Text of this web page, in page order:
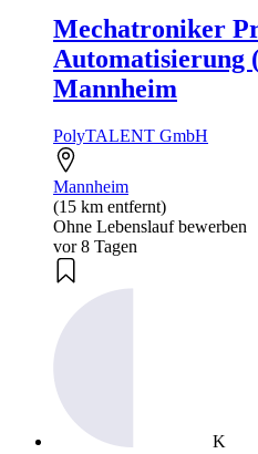
Mechatroniker
Automatisierung
Mannheim
PolyTALENT GmbH
Mannheim
(15 km entfernt)
Ohne Lebenslauf bewerben
vor 8 Tagen
K